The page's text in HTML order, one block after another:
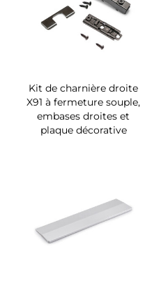
Kit de charnière droite
X91 à fermeture souple,
embases droites et
plaque décorative